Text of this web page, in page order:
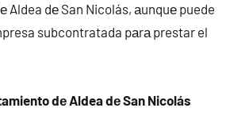
Aldea dе San Nicolás, аunquе puede
subcontratada pаrа prestar el
dе Aldea dе San Nicolás